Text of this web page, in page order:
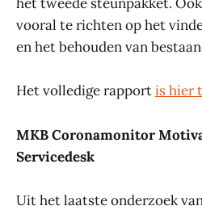
vooral te richten op het
en het behouden van
Het volledige rapportis hier
MKB Coronamonitor
Servicedesk
Uit het laatste onderzoek